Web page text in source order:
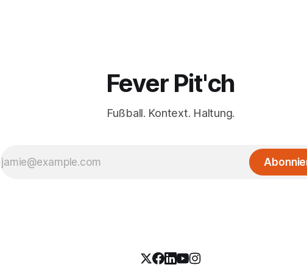
Fever Pit'ch
Fußball. Kontext. Haltung.